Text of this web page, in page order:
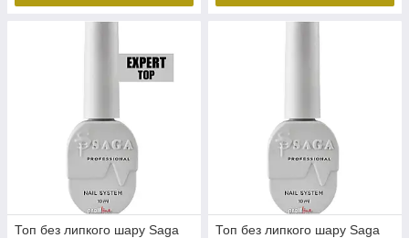
Топ без липкого шару Saga
Топ без липкого шару Saga